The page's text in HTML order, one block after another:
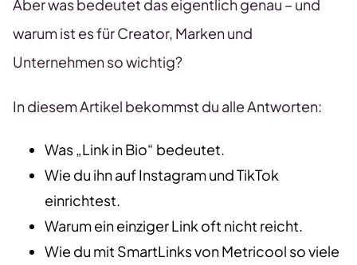
Aber was bedeutet das eigentlich genau – und
warum ist es für Creator, Marken und
Unternehmen so wichtig?
In diesem Artikel bekommst du alle Antworten:
Was „Link in Bio“ bedeutet.
Wie du ihn auf Instagram und TikTok
einrichtest.
Warum ein einziger Link oft nicht reicht.
Wie du mit SmartLinks von Metricool so viele